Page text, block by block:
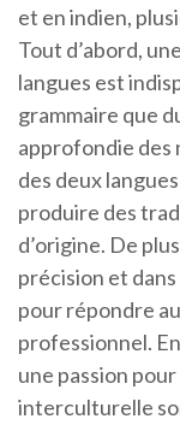
et en indien,
Tout d’abord,
langues est
grammaire que
approfondie des
des deux
produire des
d’origine. De
précision et
pour répondre
professionnel.
une passion
interculturelle